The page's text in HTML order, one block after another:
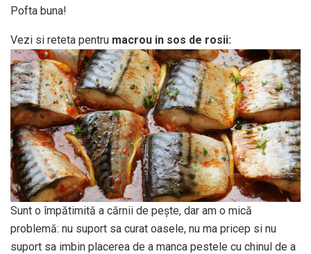
Pofta buna!
Vezi si reteta pentru macrou in sos de rosii:
Sunt o împătimită a cărnii de pește, dar am o mică
problemă: nu suport sa curat oasele, nu ma pricep si nu
suport sa imbin placerea de a manca pestele cu chinul de a